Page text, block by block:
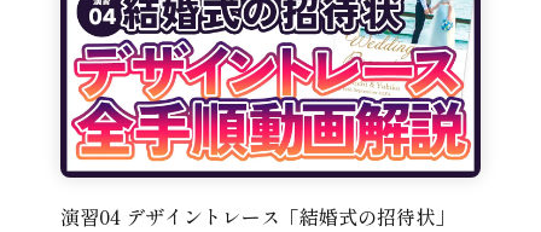
演習04 デザイントレース「結婚式の招待状」